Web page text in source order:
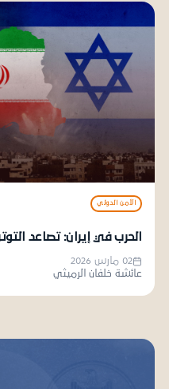
الأمن الدولي
الحرب في إيران: تصاعد
02 مارس 2026
عائشة خلفان الرميثي